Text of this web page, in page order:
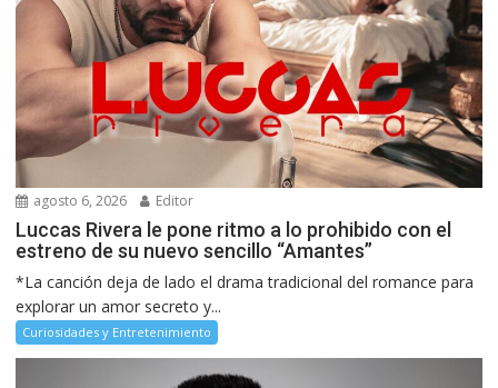
agosto 6, 2026 Editor
Luccas Rivera le pone ritmo a lo prohibido con el
estreno de su nuevo sencillo “Amantes”
*La canción deja de lado el drama tradicional del romance para
explorar un amor secreto y...
Curiosidades y Entretenimiento